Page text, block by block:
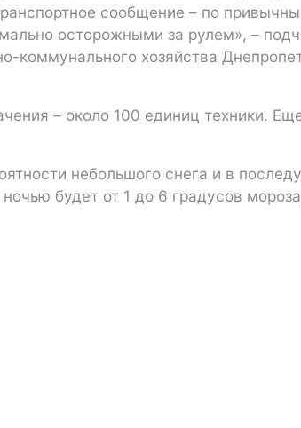
сообщение – по
осторожными за рулем», –
коммунального хозяйства
– около 100 единиц техники.
небольшого снега и в
будет от 1 до 6 градусов